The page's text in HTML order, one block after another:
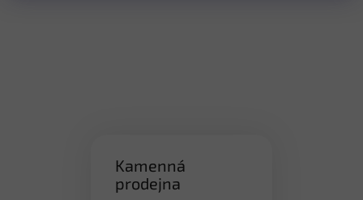
Kamenná
prodejna